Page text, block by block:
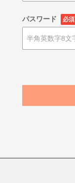
パスワード 必須